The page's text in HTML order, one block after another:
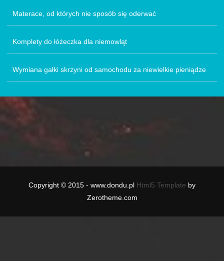
Materace, od których nie sposób się oderwać
Komplety do łóżeczka dla niemowląt
Wymiana gałki skrzyni od samochodu za niewielkie pieniądze
Copyright © 2015 - www.dondu.pl Html5 Template by
Zerotheme.com